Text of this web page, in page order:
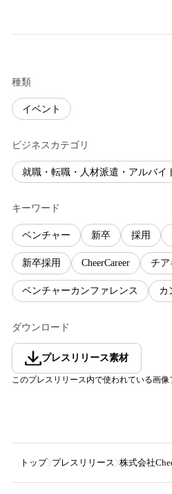
種類
イベント
ビジネスカテゴリ
就職・転職・人材派遣・アルバイ
キーワード
ベンチャー 新卒 採用
新卒採用 CheerCareer チア
ベンチャーカンファレンス カ
ダウンロード
プレスリリース素材
このプレスリリース内で使われている画
トップ プレスリリース 株式会社